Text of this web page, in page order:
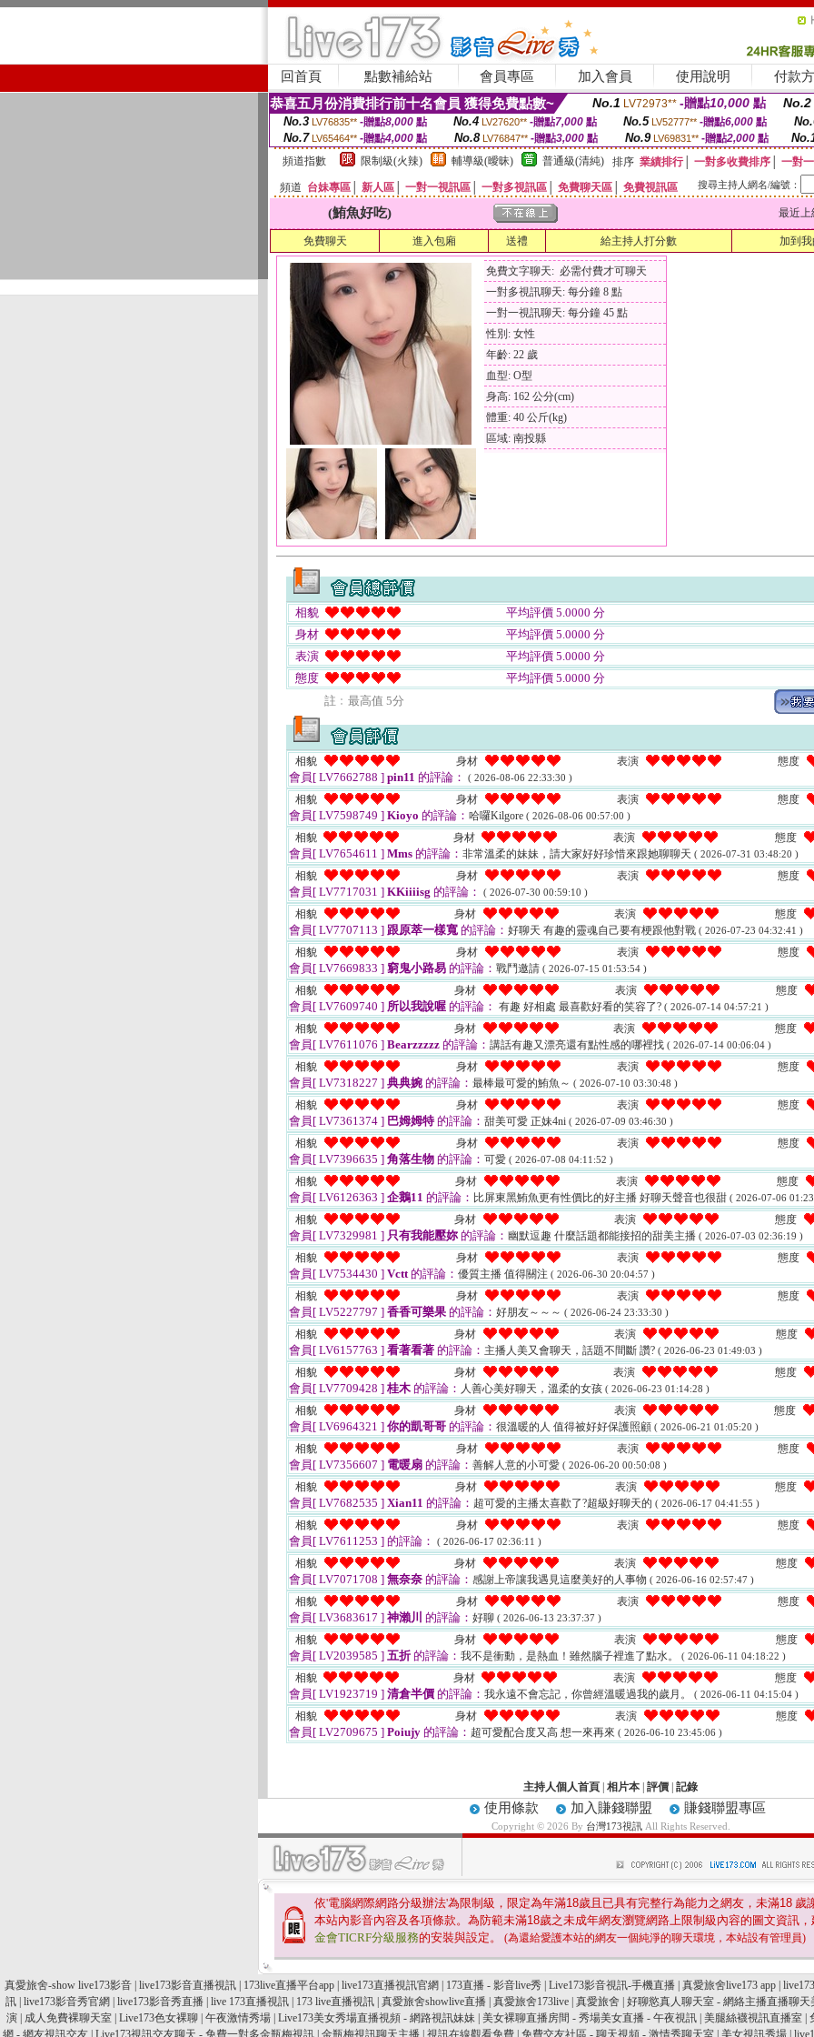
回首頁 點數補給站 會員專區 加入會員 使用說明 付款
恭喜五月份消費排行前十名會員 獲得免費點數~ No.1 LV72973** -贈點10,000 點 No.2
No.3 LV76835** -贈點8,000點 No.4 LV27620** -贈點7,000點 No.5 LV52777** -贈點6,000點
No.7 LV65464** -贈點4,000 點 No.8 LV76847** -贈點3,000 點 No.9 LV69831** -贈點2,000點
頻道指數
限制級(火辣) 輔導級(曖昧) 普通級(清純) 排序 業績排行│ 一對多收費排序
一對
頻道 台妹專區 新人區 一對一視訊區 一對多視訊區 免費聊天區 免費視訊區 搜尋主持人網名/編號：
(鮪魚好吃) 最近上
免費聊天 進入包廂 送禮 給主持人打分數 加到
免費文字聊天: 必需付費才可聊天
一對多視訊聊天: 每分鐘 8 點
一對一視訊聊天: 每分鐘 45 點
性別: 女性
年齡: 22 歲
血型: O型
身高: 162 公分(cm)
體重: 40 公斤(kg)
區域: 南投縣
相貌
平均評價 5.0000 分
身材
平均評價 5.0000 分
表演
平均評價 5.0000 分
態度
平均評價 5.0000 分
註﹕最高值 5分
相貌 身材 表演 態度
會員[ LV7662788 ] pin11 的評論： ( 2026-08-06 22:33:30 )
相貌 身材 表演 態度
會員[ LV7598749 ] Kioyo 的評論： 哈囉Kilgore ( 2026-08-06 00:57:00 )
相貌 身材 表演 態度
會員[ LV7654611 ] Mms 的評論： 非常溫柔的妹妹，請大家好好珍惜來跟她聊聊天 ( 2026-07-31 03:48:20 )
相貌 身材 表演 態度
會員[ LV7717031 ] KKiiiisg 的評論： ( 2026-07-30 00:59:10 )
相貌 身材 表演 態度
會員[ LV7707113 ] 跟原萃一樣寬 的評論： 好聊天 有趣的靈魂自己要有梗跟他對戰 ( 2026-07-23 04:32:41 )
相貌 身材 表演 態度
會員[ LV7669833 ] 窮鬼小路易 的評論： 戰鬥邀請 ( 2026-07-15 01:53:54 )
相貌 身材 表演 態度
會員[ LV7609740 ] 所以我說喔 的評論： 有趣 好相處 最喜歡好看的笑容了? ( 2026-07-14 04:57:21 )
相貌 身材 表演 態度
會員[ LV7611076 ] Bearzzzzz 的評論： 講話有趣又漂亮還有點性感的哪裡找 ( 2026-07-14 00:06:04 )
相貌 身材 表演 態度
會員[ LV7318227 ] 典典婉 的評論： 最棒最可愛的鮪魚～ ( 2026-07-10 03:30:48 )
相貌 身材 表演 態度
會員[ LV7361374 ] 巴姆姆特的評論： 甜美可愛 正妹4ni ( 2026-07-09 03:46:30 )
相貌 身材 表演 態度
會員[ LV7396635 ] 角落生物 的評論： 可愛 ( 2026-07-08 04:11:52 )
相貌 身材 表演 態度
會員[ LV6126363 ] 企鵝11 的評論： 比屏東黑鮪魚更有性價比的好主播 好聊天聲音也很甜 ( 2026-07-06
相貌 身材 表演 態度
會員[ LV7329981 ] 只有我能壓妳的評論： 幽默逗趣 什麼話題都能接招的甜美主播 ( 2026-07-03 02:36:19 )
相貌 身材 表演 態度
會員[ LV7534430 ] Vctt的評論： 優質主播 值得關注 ( 2026-06-30 20:04:57 )
相貌 身材 表演 態度
會員[ LV5227797 ] 香香可樂果 的評論： 好朋友～～～ ( 2026-06-24 23:33:30 )
相貌 身材 表演 態度
會員[ LV6157763 ] 看著看著 的評論： 主播人美又會聊天，話題不間斷 讚? ( 2026-06-23 01:49:03 )
相貌 身材 表演 態度
會員[ LV7709428 ] 桂木 的評論： 人善心美好聊天，溫柔的女孩 ( 2026-06-23 01:14:28 )
相貌 身材 表演 態度
會員[ LV6964321 ] 你的凱哥哥 的評論： 很溫暖的人 值得被好好保護照顧 ( 2026-06-21 01:05:20 )
相貌 身材 表演 態度
會員[ LV7356607 ] 電暖扇 的評論： 善解人意的小可愛 ( 2026-06-20 00:50:08 )
相貌 身材 表演 態度
會員[ LV7682535 ] Xian11 的評論： 超可愛的主播太喜歡了?超級好聊天的 ( 2026-06-17 04:41:55 )
相貌 身材 表演 態度
會員[ LV7611253 ] 的評論： ( 2026-06-17 02:36:11 )
相貌 身材 表演 態度
會員[ LV7071708 ] 無奈奈 的評論： 感謝上帝讓我遇見這麼美好的人事物 ( 2026-06-16 02:57:47 )
相貌 身材 表演 態度
會員[ LV3683617 ] 神瀨川 的評論： 好聊 ( 2026-06-13 23:37:37 )
相貌 身材 表演 態度
會員[ LV2039585 ] 五折 的評論： 我不是衝動，是熱血！雖然腦子裡進了點水。 ( 2026-06-11 04:18:22 )
相貌 身材 表演 態度
會員[ LV1923719 ] 清倉半價 的評論： 我永遠不會忘記，你曾經溫暖過我的歲月。 ( 2026-06-11 04:15:04 )
相貌 身材 表演 態度
會員[ LV2709675 ] Poiujy 的評論： 超可愛配合度又高 想一來再來 ( 2026-06-10 23:45:06 )
主持人個人首頁 相片本 評價 記錄
使用條款 加入賺錢聯盟 賺錢聯盟專區
Copyright © 2026 By 台灣173視訊All Rights Reserved.
依'電腦網際網路分級辦法'為限制級，限定為年滿18歲且已具有完整行為能力之網友，未滿18 歲
本站內影音內容及各項條款。為防範未滿18歲之未成年網友瀏覽網路上限制級內容的圖文資訊
金會TICRF分級服務的安裝與設定。 (為還給愛護本站的網友一個純淨的聊天環境，本站設有管理員)
真愛旅舍-show live173影音 live173影音直播視訊 173live直播平台app live173直播視訊官網 173直播 - 影音live秀 Live173影音視訊-手機直播 真愛旅舍live173 app
訊 live173影音秀官網 live173影音秀直播 live 173直播視訊 173 live直播視訊 真愛旅舍showlive直播 真愛旅舍173live 真愛旅舍 好聊慾真人聊天室 - 網絡主播直播聊
演
成人免費裸聊天室 Live173色女裸聊 午夜激情秀場 Live173美女秀場直播視頻 - 網路視訊妹妹 美女裸聊直播房間 - 秀場美女直播 - 午夜視訊 美腿絲襪視訊直播室
網 - 網友視訊交友 Live173視訊交友聊天 - 免費一對多金瓶梅視訊 金瓶梅視訊聊天主播 視訊在線觀看免費 免費交友社區 - 聊天視頻 - 激情秀聊天室 美女視訊秀場